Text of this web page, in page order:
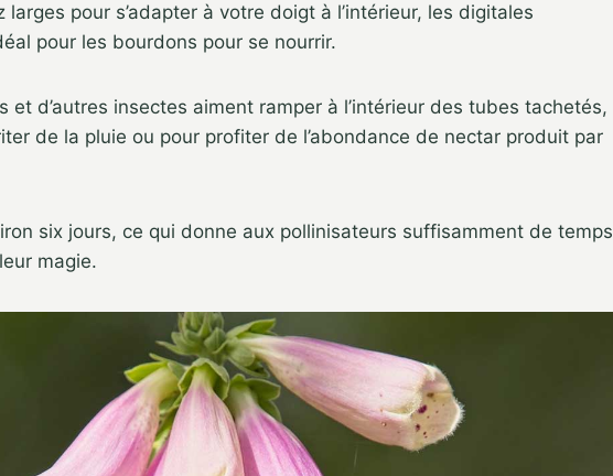
pour s’adapter à votre doigt à l’intérieur, les digitales
pour les bourdons pour se nourrir.
et d’autres insectes aiment ramper à l’intérieur des tubes tachetés,
de la pluie ou pour profiter de l’abondance de nectar produit par
six jours, ce qui donne aux pollinisateurs suffisamment de temps
magie.